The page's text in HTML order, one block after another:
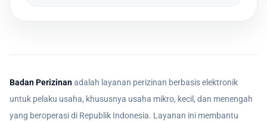
Badan Perizinanadalah layanan perizinan berbasis elektronik
untuk pelaku usaha, khususnya usaha mikro, kecil, dan menengah
yang beroperasi di Republik Indonesia. Layanan ini membantu